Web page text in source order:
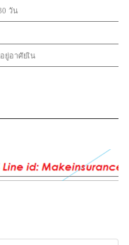
วัน
ยู่อาศัยเิน